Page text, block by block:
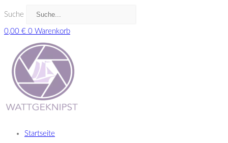
Suche
0,00 € 0 Warenkorb
Startseite